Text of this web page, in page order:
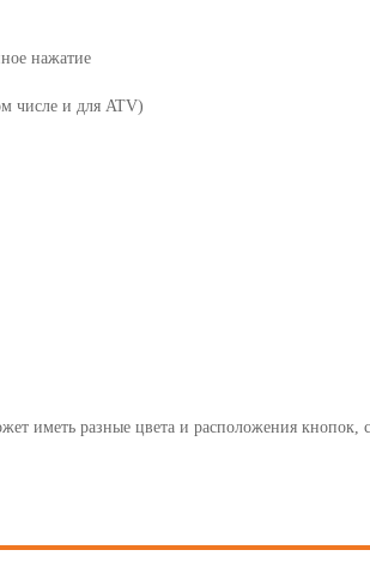
21
нажатие
числе и для ATV)
иметь разные цвета и расположения